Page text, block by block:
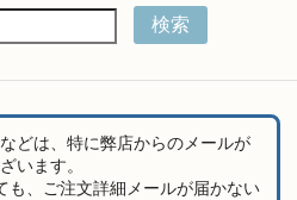
検索
どは、特に弊店からのメールが
います。
も、ご注文詳細メールが届かない